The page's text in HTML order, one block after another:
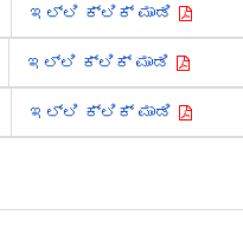
ಇಲ್ಲಿ ಕ್ಲಿಕ್ ಮಾಡಿ
ಇಲ್ಲಿ ಕ್ಲಿಕ್ ಮಾಡಿ
ಇಲ್ಲಿ ಕ್ಲಿಕ್ ಮಾಡಿ